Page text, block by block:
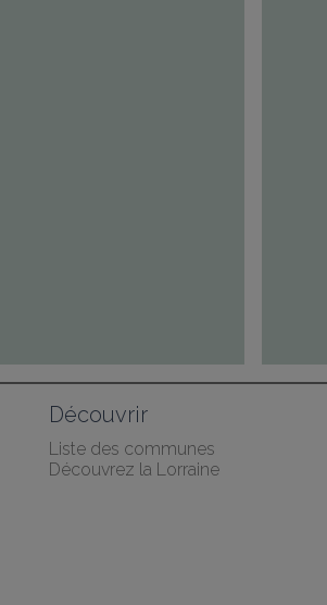
Découvrir
Liste des communes
Découvrez la Lorraine